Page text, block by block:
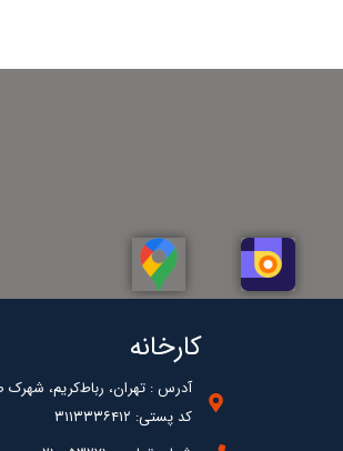
کارخانه
آدرس : تهران، رباط‌کریم، شهرک
کد پستی: ۳۱۱۳۳۳۶۴۱۲